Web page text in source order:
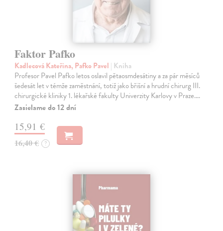
Faktor Pafko
Kadlecová Kateřina, Pafko Pavel | Kniha
Profesor Pavel Pafko letos oslavil pětaosmdesátiny a za pár měsíců
šedesát let v témže zaměstnání, totiž jako břišní a hrudní chirurg III.
chirurgické kliniky 1. lékařské fakulty Univerzity Karlovy v Praze.…
Zasielame do 12 dní
15,91 €
16,40 € ?